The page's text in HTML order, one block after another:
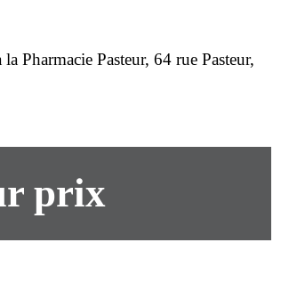
Pharmacie Pasteur, 64 rue Pasteur,
prix